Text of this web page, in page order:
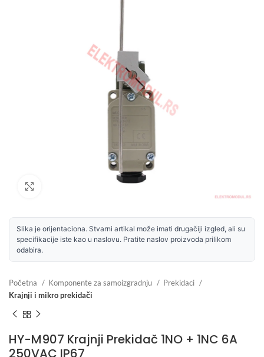
Slika je orijentaciona. Stvarni artikal može imati drugačiji izgled, ali su
specifikacije iste kao u naslovu. Pratite naslov proizvoda prilikom
odabira.
Početna Komponente za samoizgradnju
Prekidaci
Krajnji i mikro prekidači
HY-M907 Krajnji Prekidač 1NO + 1NC 6A
250VAC IP67